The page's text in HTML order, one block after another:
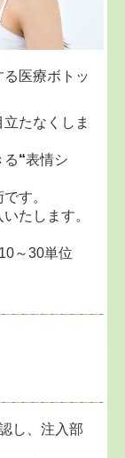
医療ボトッ
たなくしま
る“表情シ
す。
たします。
～30単位
し、注入部